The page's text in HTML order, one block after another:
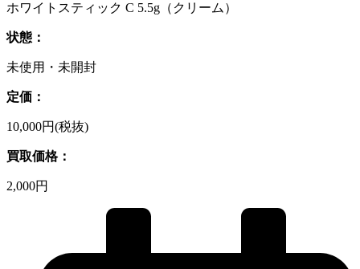
ホワイトスティック C 5.5g（クリーム）
状態：
未使用・未開封
定価：
10,000円(税抜)
買取価格：
2,000円